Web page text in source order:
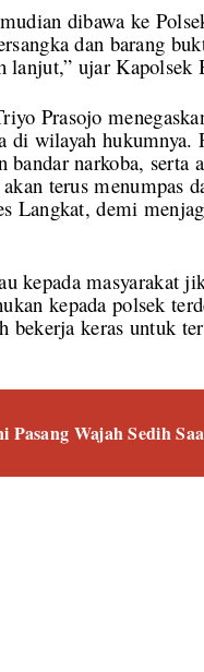
dibawa ke
dan barang
lanjut,” ujar Kapolsek
Prasojo
di wilayah
bandar narkoba,
terus menumpas
demi
kepada masyarakat
kepada polsek
keras untuk
Pasang Wajah Sedih